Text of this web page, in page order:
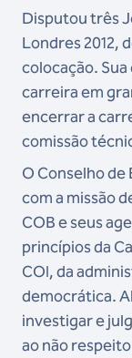
Disputou três
Londres 2012,
colocação.
carreira em
encerrar a
comissão
O Conselho de
com a missão
COB e seus
princípios da
COI, da
democrática.
investigar e
ao não